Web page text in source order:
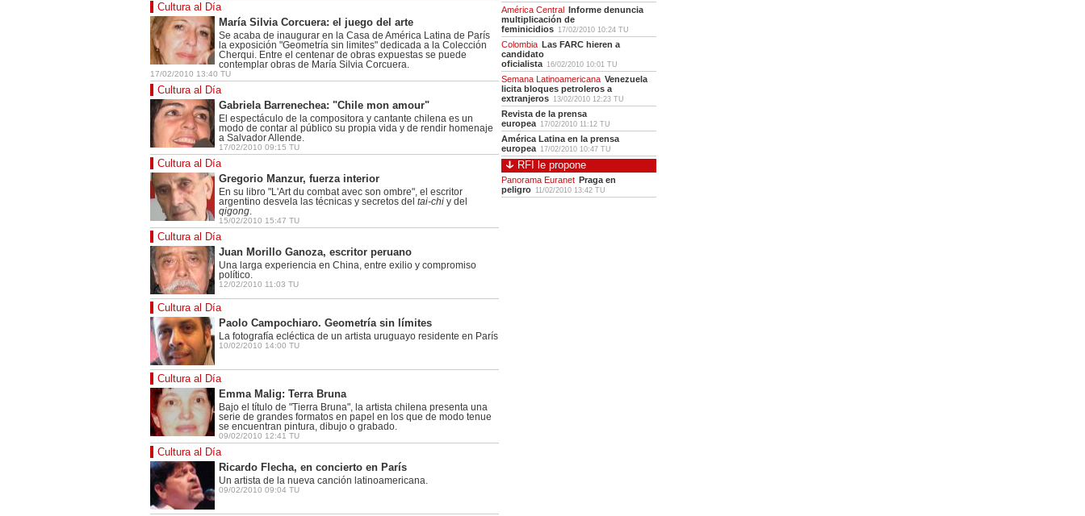
Cultura al Día
María Silvia Corcuera: el juego del arte
Se acaba de inaugurar en la Casa de América Latina de París
la exposición "Geometría sin limites" dedicada a la Colección
Cherqui. Entre el centenar de obras expuestas se puede
contemplar obras de María Silvia Corcuera.
17/02/2010 13:40 TU
Cultura al Día
Gabriela Barrenechea: "Chile mon amour"
El espectáculo de la compositora y cantante chilena es un
modo de contar al público su propia vida y de rendir homenaje
a Salvador Allende.
17/02/2010 09:15 TU
Cultura al Día
Gregorio Manzur, fuerza interior
En su libro "L'Art du combat avec son ombre", el escritor
argentino desvela las técnicas y secretos del tai-chi y del
qigong
15/02/2010 15:47 TU
Cultura al Día
Juan Morillo Ganoza, escritor peruano
Una larga experiencia en China, entre exilio y compromiso
político.
12/02/2010 11:03 TU
Cultura al Día
Paolo Campochiaro. Geometría sin límites
La fotografía ecléctica de un artista uruguayo residente en París
10/02/2010 14:00 TU
Cultura al Día
Emma Malig: Terra Bruna
Bajo el título de "Tierra Bruna", la artista chilena presenta una
serie de grandes formatos en papel en los que de modo tenue
se encuentran pintura, dibujo o grabado.
09/02/2010 12:41 TU
Cultura al Día
Ricardo Flecha, en concierto en París
Un artista de la nueva canción latinoamericana.
09/02/2010 09:04 TU
América Central Informe denuncia
multiplicación de
feminicidios 17/02/2010 10:24 TU
Colombia Las FARC hieren a
candidato
oficialista 16/02/2010 10:01 TU
Semana Latinoamericana Venezuela
licita bloques petroleros a
extranjeros 13/02/2010 12:23 TU
Revista de la prensa
europea 17/02/2010 11:12 TU
América Latina en la prensa
europea 17/02/2010 10:47 TU
RFI le propone
Panorama Euranet Praga en
peligro 11/02/2010 13:42 TU